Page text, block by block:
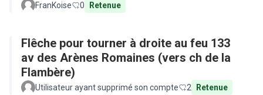
FranKoise 0 Retenue
Flêche pour tourner à droite au feu 133
av des Arènes Romaines (vers ch de la
Flambère)
Utilisateur ayant supprimé son compte 2 Retenue